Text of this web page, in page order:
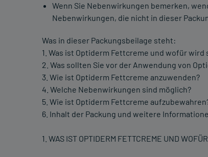
Wenn Sie Nebenwirkungen bemerken,
Nebenwirkungen, die nicht in dieser
Was in dieser Packungsbeilage steht:
1. Was ist Optiderm Fettcreme und wofür wird
2. Was sollten Sie vor der Anwendung von
3. Wie ist Optiderm Fettcreme anzuwenden?
4. Welche Nebenwirkungen sind möglich?
5. Wie ist Optiderm Fettcreme
6. Inhalt der Packung und weitere
1. WAS IST OPTIDERM FETTCREME UND